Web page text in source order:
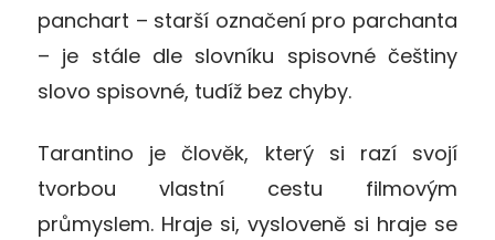
panchart – starší označení pro parchanta
– je stále dle slovníku spisovné češtiny
slovo spisovné, tudíž bez chyby.
Tarantino je člověk, který si razí svojí
tvorbou vlastní cestu filmovým
průmyslem. Hraje si, vysloveně si hraje se